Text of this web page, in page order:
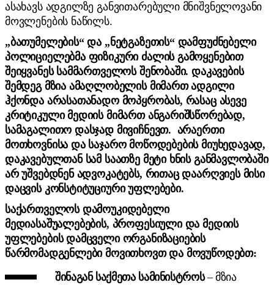
ასახავს ადგილზე განვითარებული მნიშვნელოვანი
მოვლენების ნაწილს.
„ბათუმელების“ და „ნეტგაზეთის“ დამფუძნებელი
პოლიციელებმა ფიზიკური ძალის გამოყენებით
შეიყვანეს სამმართველოს შენობაში. დაკავების
შემდეგ მზია ამაღლობელის მიმართ ადგილი
ჰქონდა არასათანადო მოპყრობას, რასაც ასევე
კრიტიკული მედიის მიმართ ანგარიშსწორებად,
სამაგალითო დასჯად მივიჩნევთ. არაერთი
მოთხოვნისა და საჯარო მოწოდებების მიუხედავად,
დაკავებულთან სამ საათზე მეტი ხნის განმავლობაში
არ უშვებდნენ ადვოკატებს, რითაც დაარღვიეს მისი
დაცვის კონსტიტუციური უფლებები.
საქართველოს დამოუკიდებელი
მედიასაშუალებების, პროფესიული და მედიის
უფლებების დამცველი ორგანიზაციების
წარმომადგენლები მოვითხოვთ და მოვუწოდებთ:
შინაგან საქმეთა სამინისტროს– მზია